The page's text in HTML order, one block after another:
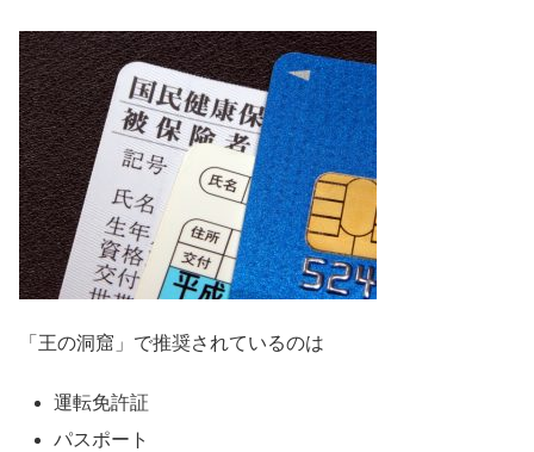
「王の洞窟」で推奨されているのは
運転免許証
パスポート